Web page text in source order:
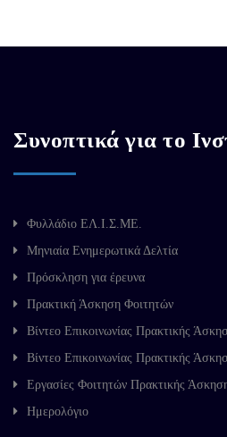
Συνοπτικά για το
Φυλλάδιο ΕΛ.Ι.Σ.ΜΕ.
Μηνιαία Ενημερωτικά Δελτία
Πρόσκληση για έρευνα
Πρακτική Άσκηση Φοιτητών
Βίντεο Επικοινωνίας Πρακτικής
Βίντεο Επικοινωνίας Πρακτικής
Εργασίες Φοιτητών Πρακτικής
Ημερολόγιο